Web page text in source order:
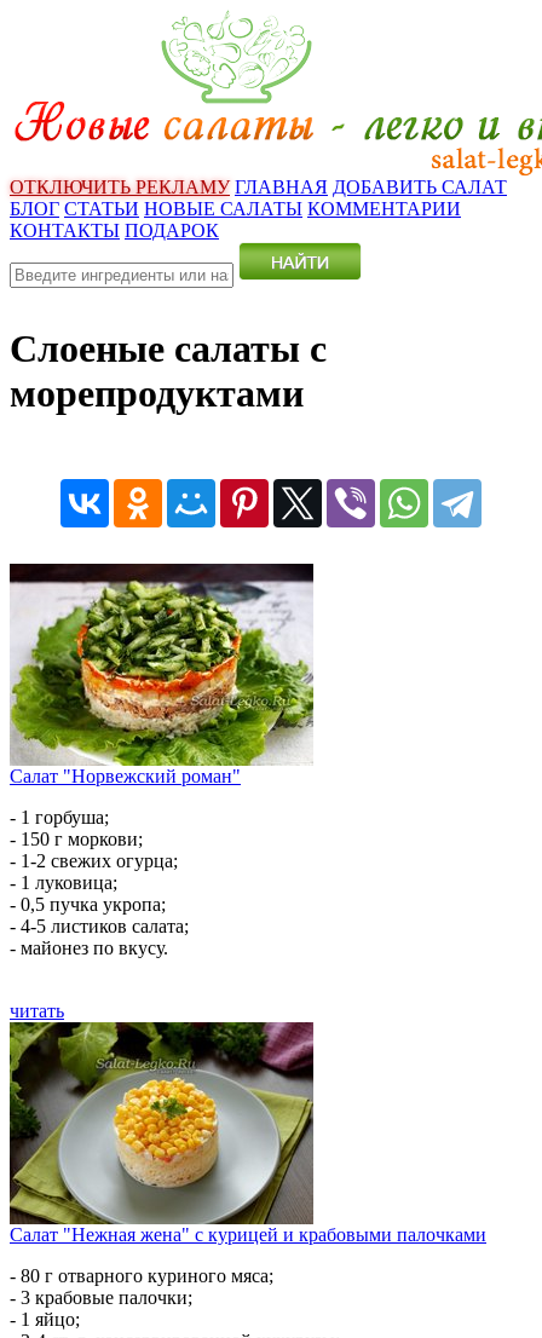
ОТКЛЮЧИТЬ РЕКЛАМУ ГЛАВНАЯ ДОБАВИТЬ САЛАТ
БЛОГ СТАТЬИ НОВЫЕ САЛАТЫ КОММЕНТАРИИ
КОНТАКТЫ ПОДАРОК
Слоеные салаты с
морепродуктами
Салат "Норвежский роман"
- 1 горбуша;
- 150 г моркови;
- 1-2 свежих огурца;
- 1 луковица;
- 0,5 пучка укропа;
- 4-5 листиков салата;
- майонез по вкусу.
читать
Салат "Нежная жена" с курицей и крабовыми палочками
- 80 г отварного куриного мяса;
- 3 крабовые палочки;
- 1 яйцо;